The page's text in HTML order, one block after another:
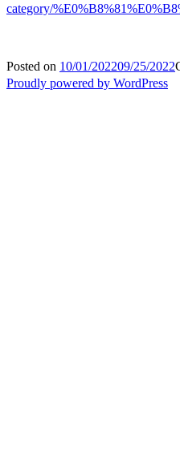
category/
Posted on 10/01/202209/25/2022
Proudly powered by WordPress